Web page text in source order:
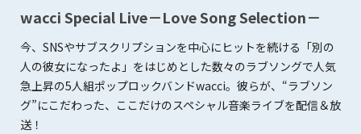
wacci Special Live－Love Song Selection－
今、SNSやサブスクリプションを中心にヒットを続ける「別の
人の彼女になったよ」をはじめとした数々のラブソングで人気
急上昇の5人組ポップロックバンドwacci。彼らが、“ラブソン
グ”にこだわった、ここだけのスペシャル音楽ライブを配信＆放
送！